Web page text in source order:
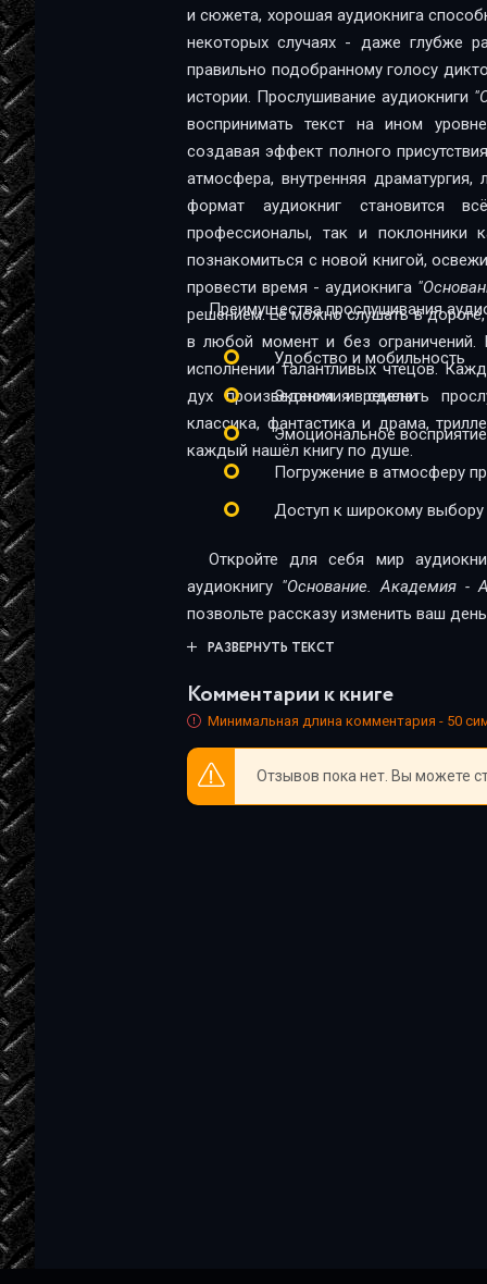
07
01
02
03
04
05
07
09
01
03
и сюжета, хорошая аудиокнига
некоторых случаях - даже глубже
правильно подобранному голосу
истории. Прослушивание аудиокниги
воспринимать текст на ином
создавая эффект полного
атмосфера, внутренняя
формат аудиокниг становится
профессионалы, так и поклонники качественной
познакомиться с новой книгой,
провести время - аудиокнига
решением. Её можно слушать в
в любой момент и без ограничений.
исполнении талантливых чтецов.
дух произведения и сделать
классика, фантастика и драма,
каждый нашёл книгу по душе.
Преимущества прослушивания
Удобство и мобильность
Экономия времени
Эмоциональное восприятие
Погружение в атмосферу
Доступ к широкому выбору
Откройте для себя мир
аудиокнигу "Основание. Академия -
позвольте рассказу изменить ваш
РАЗВЕРНУТЬ ТЕКСТ
Комментарии к книге
Минимальная длина комментария - 50
Отзывов пока нет. Вы можете